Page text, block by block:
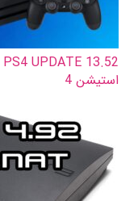
استیشن 4